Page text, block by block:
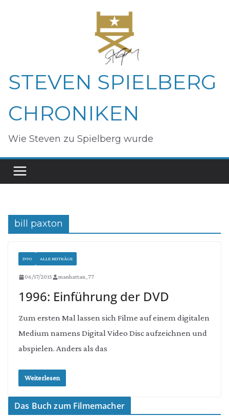
STEVEN SPIELBERG
CHRONIKEN
Wie Steven zu Spielberg wurde
bill paxton
1990 ALLE BEITRÄGE
06/17/2015 manhattan_77
1996: Einführung der DVD
Zum ersten Mal lassen sich Filme auf einem digitalen
Medium namens Digital Video Disc aufzeichnen und
abspielen. Anders als das
Weiterlesen
Das Buch zum Filmemacher